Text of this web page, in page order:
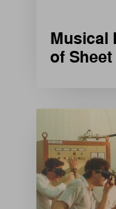
Musical
of